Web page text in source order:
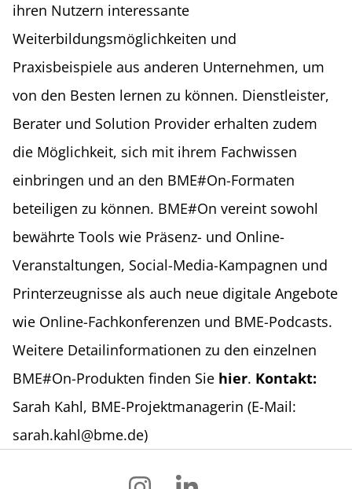
ihren Nutzern interessante
Weiterbildungsmöglichkeiten und
Praxisbeispiele aus anderen Unternehmen, um
von den Besten lernen zu können. Dienstleister,
Berater und Solution Provider erhalten zudem
die Möglichkeit, sich mit ihrem Fachwissen
einbringen und an den BME#On-Formaten
beteiligen zu können. BME#On vereint sowohl
bewährte Tools wie Präsenz- und Online-
Veranstaltungen, Social-Media-Kampagnen und
Printerzeugnisse als auch neue digitale Angebote
wie Online-Fachkonferenzen und BME-Podcasts.
Weitere Detailinformationen zu den einzelnen
BME#On-Produkten finden Sie hier. Kontakt:
Sarah Kahl, BME-Projektmanagerin (E-Mail:
sarah.kahl@bme.de)